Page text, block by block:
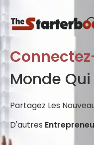
Monde
Partagez Les
D'autres